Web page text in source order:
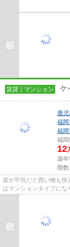
賃貸｜マンション ケ
鹿
福
福
福岡
12
築年
階
道が平坦だと買い物も快
はマンションタイプにな
だけ早めに不動産情報を